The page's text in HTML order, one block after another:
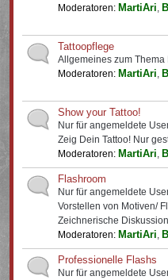
Moderatoren: MartiAri,
Tattoopflege
Allgemeines zum
Moderatoren: MartiAri,
Show your Tattoo!
Nur für angemeldete
Zeig Dein Tattoo! Nur
Moderatoren: MartiAri,
Flashroom
Nur für angemeldete
Vorstellen von Motiven/
Zeichnerische
Moderatoren: MartiAri,
Professionelle Flashs
Nur für angemeldete